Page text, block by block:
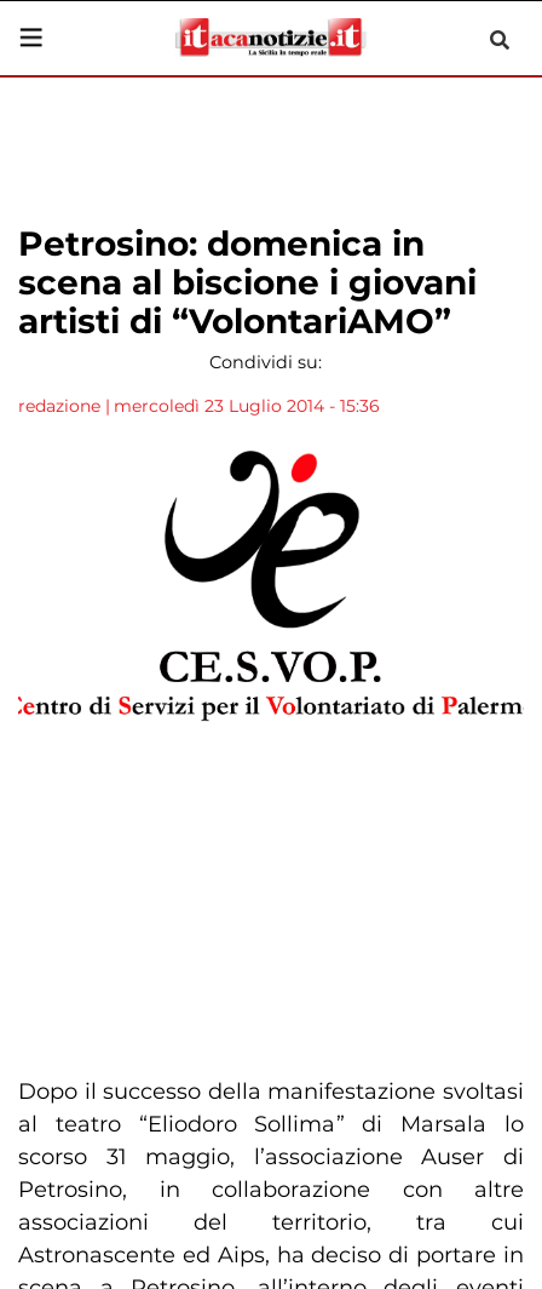
Petrosino: domenica in
scena al biscione i giovani
artisti di “VolontariAMO”
Condividi su:
redazione | mercoledì 23 Luglio 2014 - 15:36
Dopo il successo della manifestazione svoltasi
al teatro “Eliodoro Sollima” di Marsala lo
scorso 31 maggio, l’associazione Auser di
Petrosino, in collaborazione con altre
associazioni del territorio, tra cui
Astronascente ed Aips, ha deciso di portare in